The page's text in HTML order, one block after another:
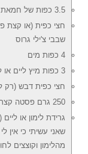
3.5 כפות של חמאת שקדים
חצי כפית (או קצת
שבבי צ'ילי גרוס
4 כפות מים
3 כפות מיץ ליים או לימון (בערך חצי ליים או חצי לימון קטן)
חצי כפית דבש
250 גרם פסטה קצרה
גרידת לימון או
שאני עשיתי כי אין
מהלימון וקוצצים